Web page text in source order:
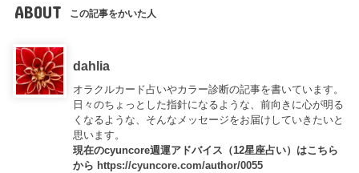
ABOUT この記事をかいた人
dahlia
オラクルカード占いやカラー診断の記事を書いています。
日々のちょっとした指針になるような、前向きに心が明る
くなるような、そんなメッセージをお届けしていきたいと
思います。
現在のcyuncore週運アドバイス（12星座占い）はこちら
から https://cyuncore.com/author/0055